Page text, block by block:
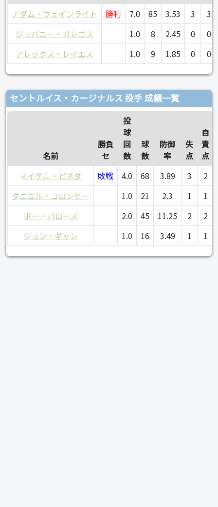
アダム・ウェインライト
勝利 7.0 85 3.53 3
3
ジョバニー・ガレゴス
1.0 8 2.45 0
0
アレックス・レイエス
1.0 9 1.85 0 0
セントルイス・カージナルス 投手 成績一覧
名前
勝負
セ
投
球
回
数
球
数
防御
率
失
点
自
責
点
マイケル・ピネダ
敗戦 4.0 68 3.89 3
2
ダニエル・コロンビー
1.0 21 2.3 1
1
ボー・バローズ
2.0 45 11.25 2
2
ジョン・ギャン
1.0 16 3.49 1 1